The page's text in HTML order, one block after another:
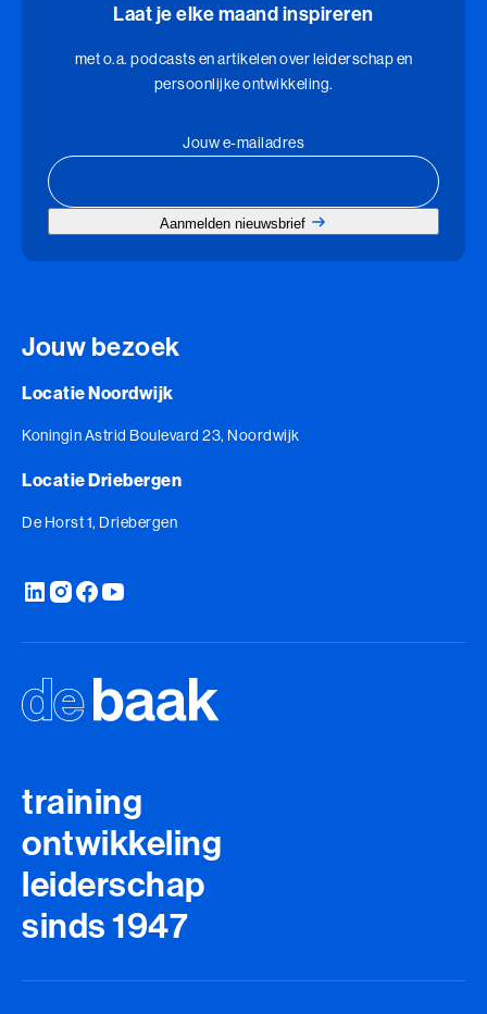
Laat je elke maand inspireren
met o.a. podcasts en artikelen over leiderschap en
persoonlijke ontwikkeling.
Jouw e-mailadres
Aanmelden nieuwsbrief
Jouw bezoek
Locatie Noordwijk
Koningin Astrid Boulevard 23, Noordwijk
Locatie Driebergen
De Horst 1, Driebergen
training
ontwikkeling
leiderschap
sinds 1947